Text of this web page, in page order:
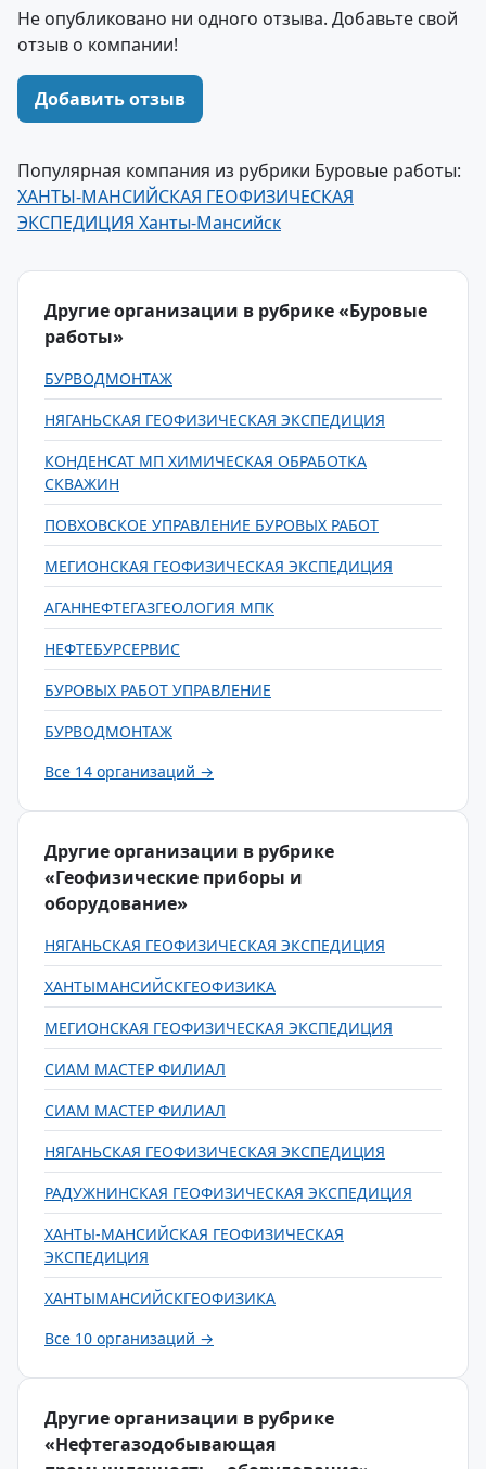
Не опубликовано ни одного отзыва. Добавьте свой
отзыв о компании!
Добавить отзыв
Популярная компания из рубрики Буровые работы:
ХАНТЫ-МАНСИЙСКАЯ ГЕОФИЗИЧЕСКАЯ
ЭКСПЕДИЦИЯ Ханты-Мансийск
Другие организации в рубрике «Буровые
работы»
БУРВОДМОНТАЖ
НЯГАНЬСКАЯ ГЕОФИЗИЧЕСКАЯ ЭКСПЕДИЦИЯ
КОНДЕНСАТ МП ХИМИЧЕСКАЯ ОБРАБОТКА
СКВАЖИН
ПОВХОВСКОЕ УПРАВЛЕНИЕ БУРОВЫХ РАБОТ
МЕГИОНСКАЯ ГЕОФИЗИЧЕСКАЯ ЭКСПЕДИЦИЯ
АГАННЕФТЕГАЗГЕОЛОГИЯ МПК
НЕФТЕБУРСЕРВИС
БУРОВЫХ РАБОТ УПРАВЛЕНИЕ
БУРВОДМОНТАЖ
Все 14 организаций →
Другие организации в рубрике
«Геофизические приборы и
оборудование»
НЯГАНЬСКАЯ ГЕОФИЗИЧЕСКАЯ ЭКСПЕДИЦИЯ
ХАНТЫМАНСИЙСКГЕОФИЗИКА
МЕГИОНСКАЯ ГЕОФИЗИЧЕСКАЯ ЭКСПЕДИЦИЯ
СИАМ МАСТЕР ФИЛИАЛ
СИАМ МАСТЕР ФИЛИАЛ
НЯГАНЬСКАЯ ГЕОФИЗИЧЕСКАЯ ЭКСПЕДИЦИЯ
РАДУЖНИНСКАЯ ГЕОФИЗИЧЕСКАЯ ЭКСПЕДИЦИЯ
ХАНТЫ-МАНСИЙСКАЯ ГЕОФИЗИЧЕСКАЯ
ЭКСПЕДИЦИЯ
ХАНТЫМАНСИЙСКГЕОФИЗИКА
Все 10 организаций →
Другие организации в рубрике
«Нефтегазодобывающая